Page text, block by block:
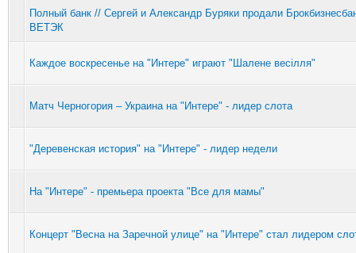
Полный банк // Сергей и Александр Буряки продали
ВЕТЭК
Каждое воскресенье на "Интере" играют "Шалене весілля"
Матч Черногория – Украина на "Интере" - лидер слота
"Деревенская история" на "Интере" - лидер недели
На "Интере" - премьера проекта "Все для мамы"
Концерт "Весна на Заречной улице" на "Интере" стал лидером